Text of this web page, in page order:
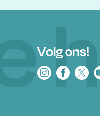
Volg ons!